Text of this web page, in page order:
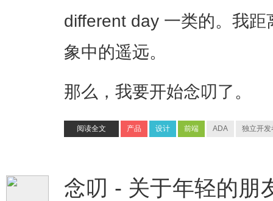
different day 一类的。我
象中的遥远。
那么，我要开始念叨了。
阅读全文 产品 设计 前端 ADA 独立开发
念叨 - 关于年轻的朋